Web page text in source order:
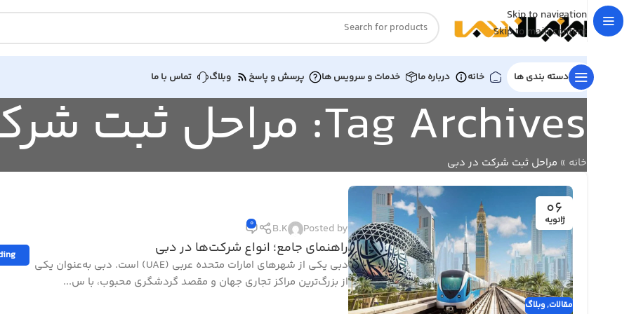
Skip to navigation
Skip to main content
دسته بندی ها خانه درباره ما خدمات و سرویس ها پرسش و پاسخ وبلاگ تماس با ما
Tag Archives: مراحل ثبت شرکت در دبی
خانه » مراحل ثبت شرکت در دبی
06
ژانویه
مقالات,وبلاگ
Posted by
B.K
0
راهنمای جامع؛ انواع شرکت‌ها در دبی
دبی یکی از شهرهای امارات متحده عربی (UAE) است. دبی به‌عنوان یکی
از بزرگ‌ترین مراکز تجاری جهان و مقصد گردشگری محبوب، با س...